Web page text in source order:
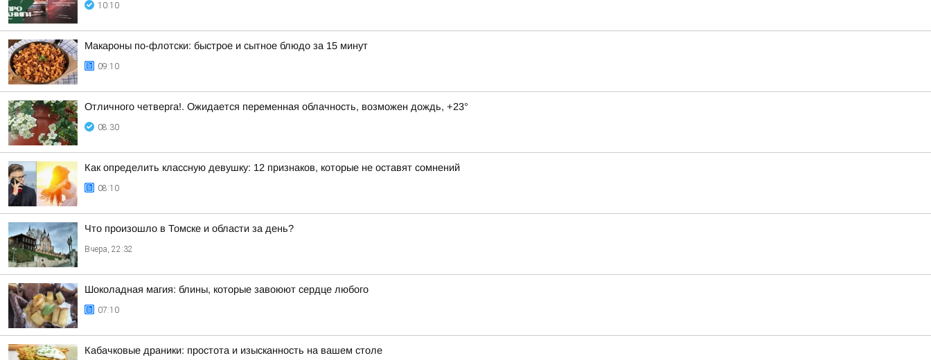
10:10
Макароны по-флотски: быстрое и сытное блюдо за 15 минут
09:10
Отличного четверга!. Ожидается переменная облачность, возможен дождь, +23°
08:30
Как определить классную девушку: 12 признаков, которые не оставят сомнений
08:10
Что произошло в Томске и области за день?
Вчера, 22:32
Шоколадная магия: блины, которые завоюют сердце любого
07:10
Кабачковые драники: простота и изысканность на вашем столе